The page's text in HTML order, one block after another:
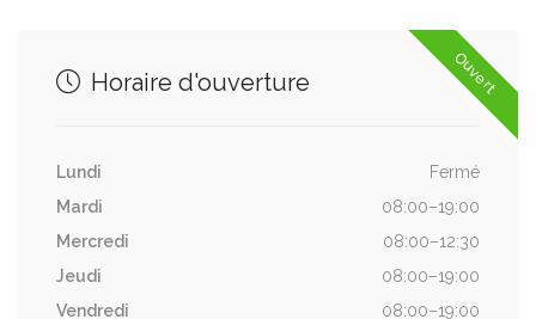
Ouvert
Horaire d'ouverture
Lundi
Fermé
Mardi
08:00–19:00
Mercredi
08:00–12:30
Jeudi
08:00–19:00
Vendredi
08:00–19:00